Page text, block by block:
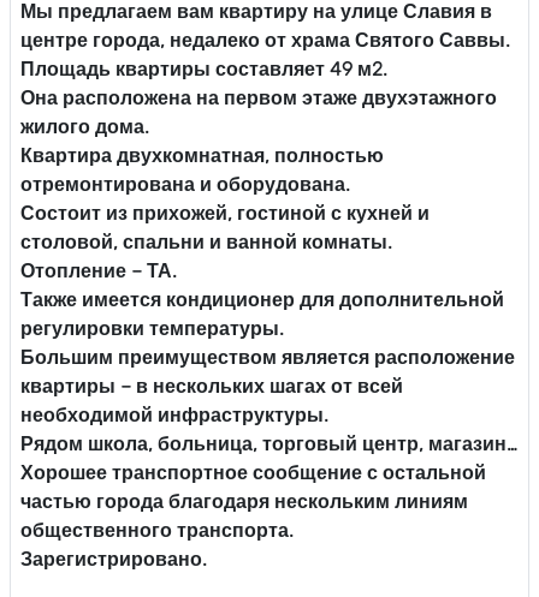
Мы предлагаем вам квартиру на улице Славия в
центре города, недалеко от храма Святого Саввы.
Площадь квартиры составляет 49 м2.
Она расположена на первом этаже двухэтажного
жилого дома.
Квартира двухкомнатная, полностью
отремонтирована и оборудована.
Состоит из прихожей, гостиной с кухней и
столовой, спальни и ванной комнаты.
Отопление – ТА.
Также имеется кондиционер для дополнительной
регулировки температуры.
Большим преимуществом является расположение
квартиры – в нескольких шагах от всей
необходимой инфраструктуры.
Рядом школа, больница, торговый центр, магазин…
Хорошее транспортное сообщение с остальной
частью города благодаря нескольким линиям
общественного транспорта.
Зарегистрировано.